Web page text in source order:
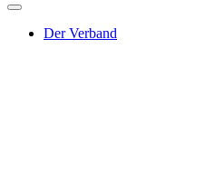
Der Verband